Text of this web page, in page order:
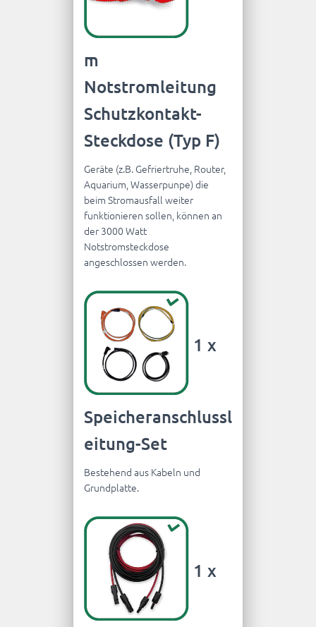
m
Notstromleitung
Schutzkontakt-
Steckdose (Typ F)
Geräte (z.B. Gefriertruhe, Router,
Aquarium, Wasserpunpe) die
beim Stromausfall weiter
funktionieren sollen, können an
der 3000 Watt
Notstromsteckdose
angeschlossen werden.
1 x
Speicheranschlussl
eitung-Set
Bestehend aus Kabeln und
Grundplatte.
1 x